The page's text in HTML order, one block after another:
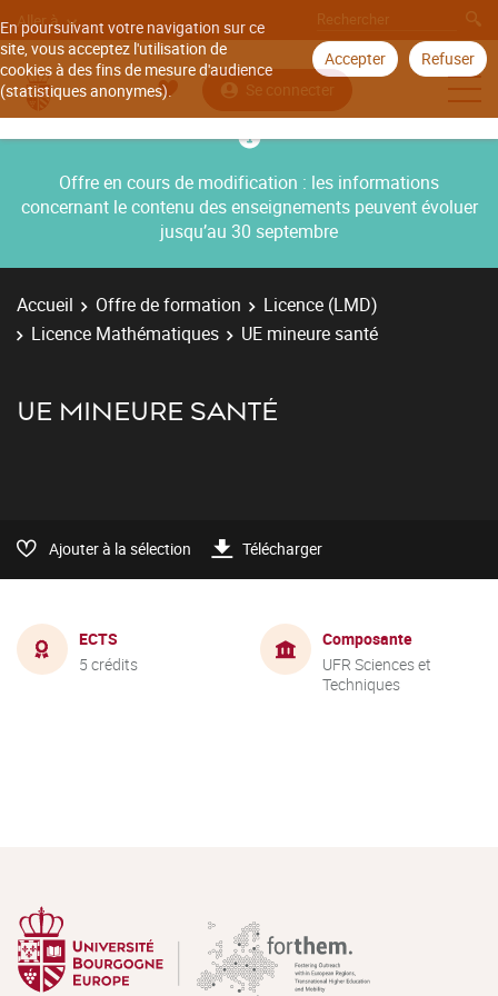
En poursuivant votre navigation sur ce
site, vous acceptez l'utilisation de
cookies à des fins de mesure d'audience
(statistiques anonymes).
Accepter Refuser
Aller à
Se connecter
Offre en cours de modification : les informations
concernant le contenu des enseignements peuvent évoluer
jusqu’au 30 septembre
Accueil Offre de formation
Licence (LMD)
Licence Mathématiques
UE mineure santé
UE MINEURE SANTÉ
Ajouter à la sélection Télécharger
ECTS
5 crédits
Composante
UFR Sciences et
Techniques